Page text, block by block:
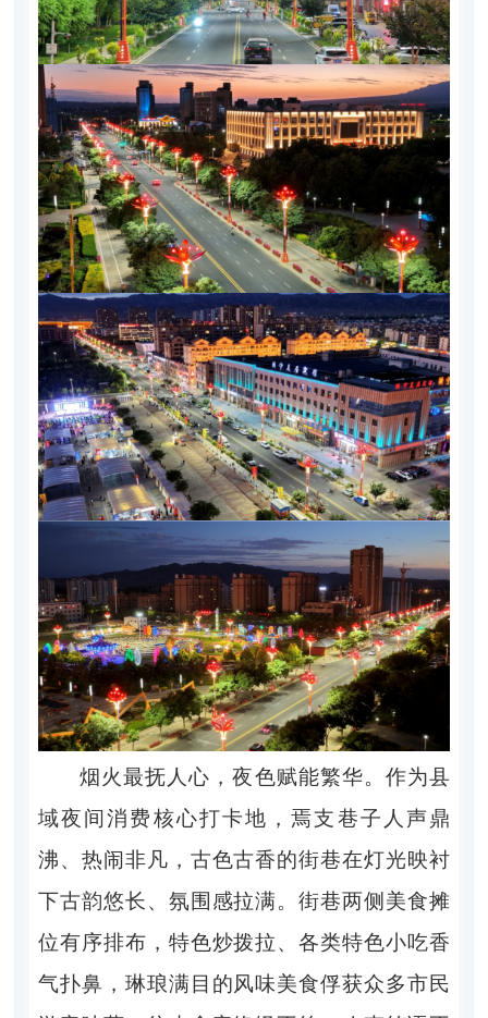
烟火最抚人心，夜色赋能繁华。作为县
域夜间消费核心打卡地，焉支巷子人声鼎
沸、热闹非凡，古色古香的街巷在灯光映衬
下古韵悠长、氛围感拉满。街巷两侧美食摊
位有序排布，特色炒拨拉、各类特色小吃香
气扑鼻，琳琅满目的风味美食俘获众多市民